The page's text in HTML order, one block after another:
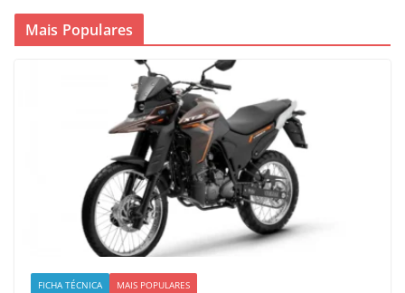
Mais Populares
FICHA TÉCNICA MAIS POPULARES